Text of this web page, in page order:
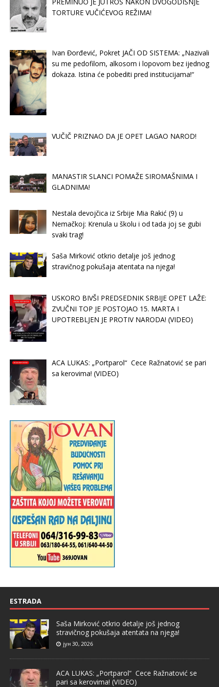
TORTURE VUČIĆEVOG REŽIMA!
Ivan Đorđević, Pokret JAČI OD SISTEMA: „Nazivali
su me pedofilom, alkosom i lopovom bez ijednog
dokaza. Istina će pobediti pred institucijama!“
VUČIČ PRIZNAO DA JE OPET LAGAO NAROD!
MANASTIR SLANCI POMAŽE SIROMAŠNIMA I
GLADNIMA!
Nestala devojčica iz Srbije Mia Rakić (9) u
Nemačkoj: Krenula u školu i od tada joj se gubi
svaki trag!
Saša Mirković otkrio detalje još jednog
stravičnog pokušaja atentata na njega!
USKORO BIVŠI PREDSEDNIK SRBIJE OPET LAŽE:
ZVUČNI TOP JE POSTOJAO 15. MARTA I
UPOTREBLJEN JE PROTIV NARODA! (VIDEO)
ACA LUKAS: „Portparol“ Cece Ražnatović se pari
sa kerovima! (VIDEO)
ESTRADA
Saša Mirković otkrio detalje još jednog
stravičnog pokušaja atentata na njega!
јун 30, 2026
ACA LUKAS: „Portparol“ Cece Ražnatović se
pari sa kerovima! (VIDEO)